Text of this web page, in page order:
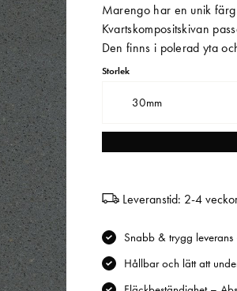
Marengo har en unik
Kvartskompositskivan
Den finns i polerad yta
Storlek
30mm
Leveranstid: 2-4
Snabb & trygg
Hållbar och lätt att